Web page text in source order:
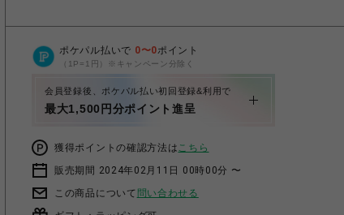
ポケパル払いで 0〜0ポイント
（1P=1円）※キャンペーン分除く
会員登録後、ポケパル払い初回登録&利用で
最大1,500円分ポイント進呈
獲得ポイントの確認方法はこちら
販売期間 2024年02月11日 00時00分 〜
この商品について 問い合わせる